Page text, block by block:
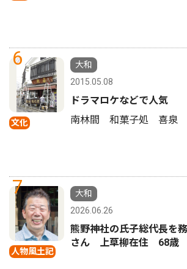
6
文化
大和
2015.05.08
ドラマロケなどで人気
南林間 和菓子処 喜泉
7
人物風土記
大和
2026.06.26
熊野神社の氏子総代長を
さん 上草柳在住 68歳